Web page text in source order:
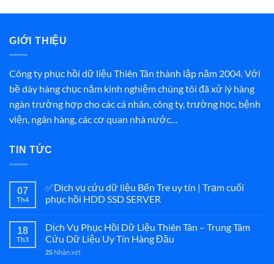
GIỚI THIỆU
Công ty phục hồi dữ liệu Thiên Tân thành lập năm 2004. Với
bề dày hàng chục năm kinh nghiệm chúng tôi đã xử lý hàng
ngàn trường hợp cho các cá nhân, công ty, trường học, bệnh
viện, ngân hàng, các cơ quan nhà nước…
TIN TỨC
07
Th4
✅Dịch vụ cứu dữ liệu Bến Tre uy tín | Trạm cuối
phục hồi HDD SSD SERVER
18
Th3
Dịch Vụ Phục Hồi Dữ Liệu Thiên Tân – Trung Tâm
Cứu Dữ Liệu Uy Tín Hàng Đầu
25 Nhận xét